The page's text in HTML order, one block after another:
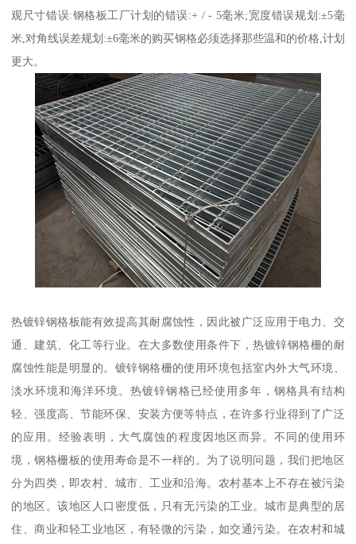
观尺寸错误:钢格板工厂计划的错误:+ / - 5毫米;宽度错误规划:±5毫
米,对角线误差规划:±6毫米的购买钢格必须选择那些温和的价格,计划
更大。
热镀锌钢格板能有效提高其耐腐蚀性，因此被广泛应用于电力、交
通、建筑、化工等行业。在大多数使用条件下，热镀锌钢格栅的耐
腐蚀性能是明显的。镀锌钢格栅的使用环境包括室内外大气环境、
淡水环境和海洋环境。热镀锌钢格已经使用多年，钢格具有结构
轻、强度高、节能环保、安装方便等特点，在许多行业得到了广泛
的应用。经验表明，大气腐蚀的程度因地区而异。不同的使用环
境，钢格栅板的使用寿命是不一样的。为了说明问题，我们把地区
分为四类，即农村、城市、工业和沿海。农村基本上不存在被污染
的地区。该地区人口密度低，只有无污染的工业。城市是典型的居
住、商业和轻工业地区，有轻微的污染，如交通污染。在农村和城